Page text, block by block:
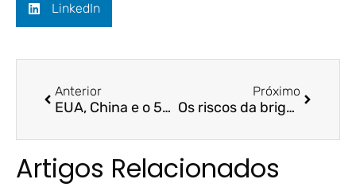
LinkedIn
Anterior
EUA, China e o 5G: entenda o impacto do acordo de Bolsonaro para o ES – A Gazeta / Profª. Drª. Arilda Teixeira e Prof. Dr. Felipe Storch Damasceno
Próximo
Os riscos da briga pelo 5G para o ES – Jornal A Gazeta / Profª. Drª. Arilda Teixeira e Prof. Dr. Felipe Storch Damasceno
Artigos Relacionados